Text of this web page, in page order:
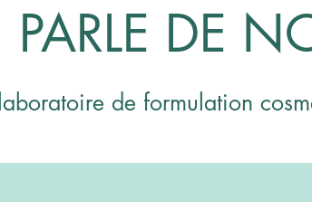
DE
de formulation